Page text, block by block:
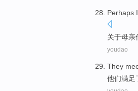
Perhaps I
关于母亲
youdao
They
他们满足